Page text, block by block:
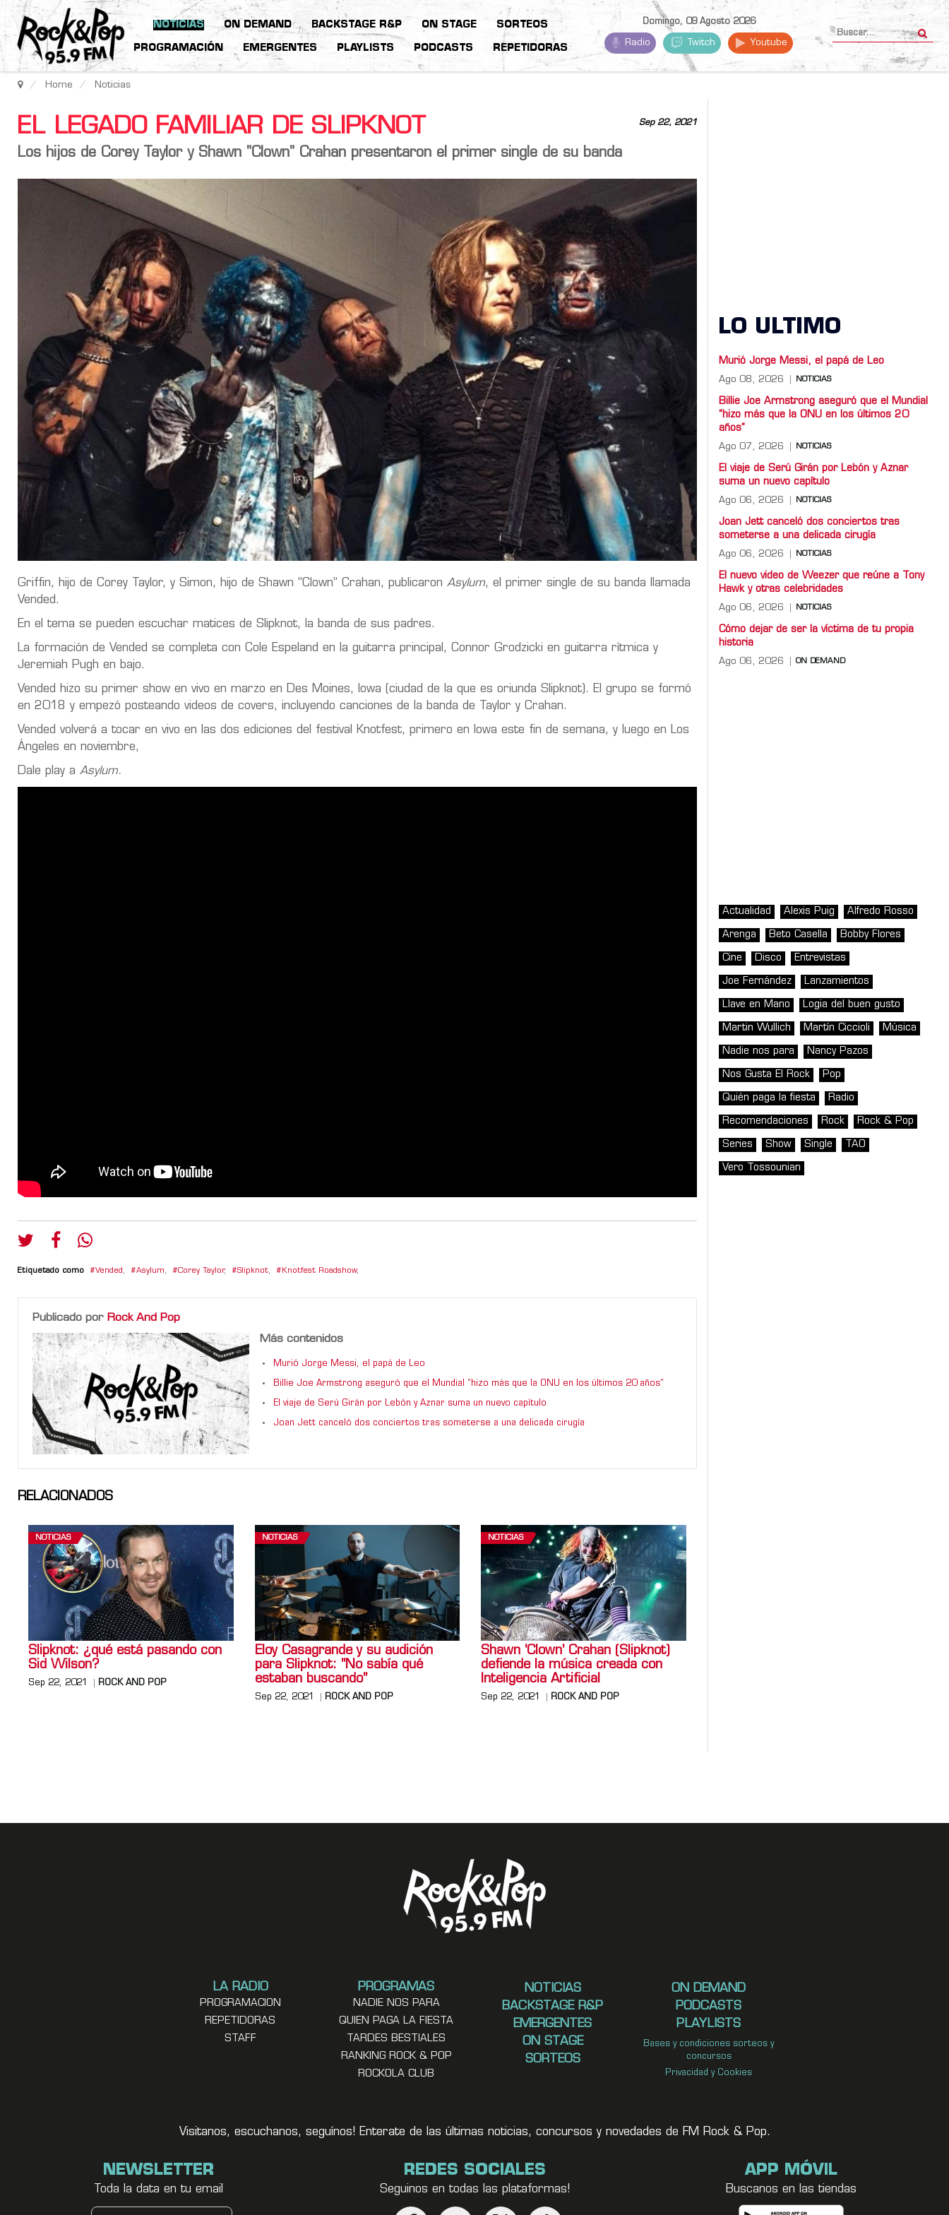
NOTICIAS ON DEMAND BACKSTAGE R&P ON STAGE SORTEOS
PROGRAMACIÓN EMERGENTES PLAYLISTS PODCASTS REPETIDORAS
Domingo, 09 Agosto 2026
Radio Twitch Youtube
Home Noticias
Sep 22, 2021
EL LEGADO FAMILIAR DE SLIPKNOT
Los hijos de Corey Taylor y Shawn "Clown" Crahan presentaron el primer single de su banda
Griffin, hijo de Corey Taylor, y Simon, hijo de Shawn “Clown” Crahan, publicaron Asylum, el primer single de su banda llamada
Vended.
En el tema se pueden escuchar matices de Slipknot, la banda de sus padres.
La formación de Vended se completa con Cole Espeland en la guitarra principal, Connor Grodzicki en guitarra rítmica y
Jeremiah Pugh en bajo.
Vended hizo su primer show en vivo en marzo en Des Moines, Iowa (ciudad de la que es oriunda Slipknot). El grupo se formó
en 2018 y empezó posteando videos de covers, incluyendo canciones de la banda de Taylor y Crahan.
Vended volverá a tocar en vivo en las dos ediciones del festival Knotfest, primero en Iowa este fin de semana, y luego en Los
Ángeles en noviembre,
Dale play a Asylum.
Etiquetado como Vended , Asylum, Corey Taylor, Slipknot, Knotfest Roadshow,
Publicado por Rock And Pop
Más contenidos
Murió Jorge Messi, el papá de Leo
Billie Joe Armstrong aseguró que el Mundial “hizo más que la ONU en los últimos 20 años”
El viaje de Serú Girán por Lebón y Aznar suma un nuevo capítulo
Joan Jett canceló dos conciertos tras someterse a una delicada cirugía
RELACIONADOS
NOTICIAS
Slipknot: ¿qué está pasando con
Sid Wilson?
Sep 22, 2021 ROCK AND POP
NOTICIAS
Eloy Casagrande y su audición
para Slipknot: "No sabía qué
estaban buscando"
Sep 22, 2021 ROCK AND POP
NOTICIAS
Shawn 'Clown' Crahan (Slipknot)
defiende la música creada con
Inteligencia Artificial
Sep 22, 2021 ROCK AND POP
LO ULTIMO
Murió Jorge Messi, el papá de Leo
Ago 08, 2026 NOTICIAS
Billie Joe Armstrong aseguró que el Mundial
“hizo más que la ONU en los últimos 20
años”
Ago 07, 2026 NOTICIAS
El viaje de Serú Girán por Lebón y Aznar
suma un nuevo capítulo
Ago 06, 2026 NOTICIAS
Joan Jett canceló dos conciertos tras
someterse a una delicada cirugía
Ago 06, 2026 NOTICIAS
El nuevo video de Weezer que reúne a Tony
Hawk y otras celebridades
Ago 06, 2026 NOTICIAS
Cómo dejar de ser la víctima de tu propia
historia
Ago 06, 2026 ON DEMAND
Actualidad Alexis Puig Alfredo Rosso
Arenga Beto Casella Bobby Flores
Cine Disco Entrevistas
Joe Fernández Lanzamientos
Llave en Mano Logia del buen gusto
Martin Wullich Martín Ciccioli Música
Nadie nos para Nancy Pazos
Nos Gusta El Rock Pop
Quién paga la fiesta Radio
Recomendaciones Rock Rock & Pop
Series Show Single TAO
Vero Tossounian
LA RADIO
PROGRAMACION
REPETIDORAS
STAFF
PROGRAMAS
NADIE NOS PARA
QUIEN PAGA LA FIESTA
TARDES BESTIALES
RANKING ROCK & POP
ROCKOLA CLUB
NOTICIAS
BACKSTAGE R&P
EMERGENTES
ON STAGE
SORTEOS
ON DEMAND
PODCASTS
PLAYLISTS
Bases y condiciones sorteos y
concursos
Privacidad y Cookies
Visitanos, escuchanos, seguínos! Enterate de las últimas noticias, concursos y novedades de FM Rock & Pop.
NEWSLETTER
Toda la data en tu email
REDES SOCIALES
Seguinos en todas las plataformas!
APP MÓVIL
Buscanos en las tiendas